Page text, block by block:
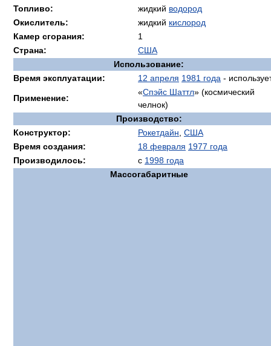
Топливо:
жидкий водород
Окислитель:
жидкий кислород
Камер сгорания:
1
Страна:
США
Использование:
Время эксплуатации:
12 апреля 1981 года -
Применение:
«Спэйс Шаттл» (космический
челнок)
Производство:
Конструктор:
Рокетдайн США
Время создания:
18 февраля 1977 года
Производилось:
с 1998 года
Массогабаритные